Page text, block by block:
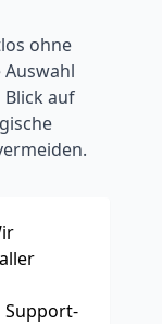
ohne
auf
Support-